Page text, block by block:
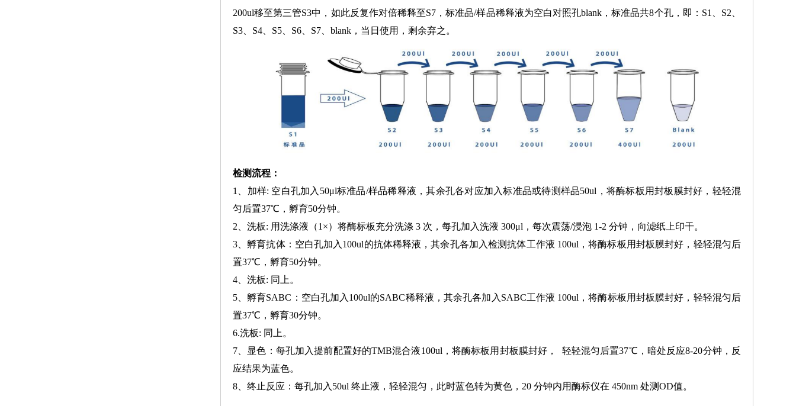
200ul移至第三管S3中，如此反复作对倍稀释至S7，标准品/样品稀释液为空白对照孔blank，标准品共8个孔，即：S1、S2、
S3、S4、S5、S6、S7、blank，当日使用，剩余弃之。
检测流程：
1、加样: 空白孔加入50μl标准品/样品稀释液，其余孔各对应加入标准品或待测样品50ul，将酶标板用封板膜封好，轻轻混
匀后置37℃，孵育50分钟。
2、洗板: 用洗涤液（1×）将酶标板充分洗涤 3 次，每孔加入洗液 300μl，每次震荡/浸泡 1-2 分钟，向滤纸上印干。
3、孵育抗体：空白孔加入100ul的抗体稀释液，其余孔各加入检测抗体工作液 100ul，将酶标板用封板膜封好，轻轻混匀后
置37℃，孵育50分钟。
4、洗板: 同上。
5、孵育SABC：空白孔加入100ul的SABC稀释液，其余孔各加入SABC工作液 100ul，将酶标板用封板膜封好，轻轻混匀后
置37℃，孵育30分钟。
6.洗板: 同上。
7、显色：每孔加入提前配置好的TMB混合液100ul，将酶标板用封板膜封好， 轻轻混匀后置37℃，暗处反应8-20分钟，反
应结果为蓝色。
8、终止反应：每孔加入50ul 终止液，轻轻混匀，此时蓝色转为黄色，20 分钟内用酶标仪在 450nm 处测OD值。